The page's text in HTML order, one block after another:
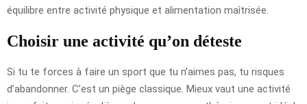
équilibre entre activité physique et alimentation maîtrisée.
Choisir une activité qu’on déteste
Si tu te forces à faire un sport que tu n’aimes pas, tu risques
d’abandonner. C’est un piège classique. Mieux vaut une activité